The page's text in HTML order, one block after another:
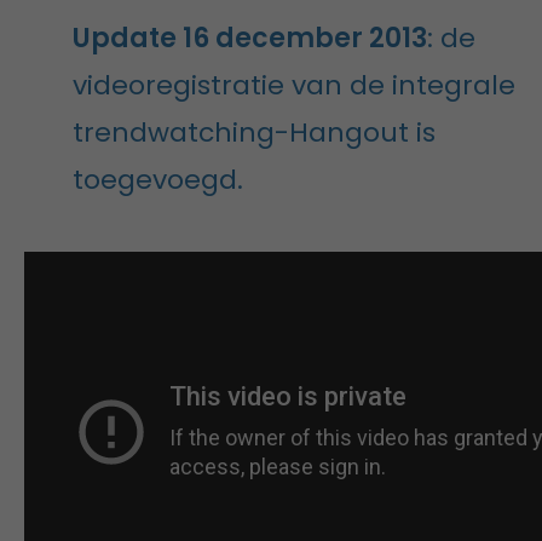
Update 16 december 2013: de
videoregistratie van de integrale
trendwatching-Hangout is
toegevoegd.